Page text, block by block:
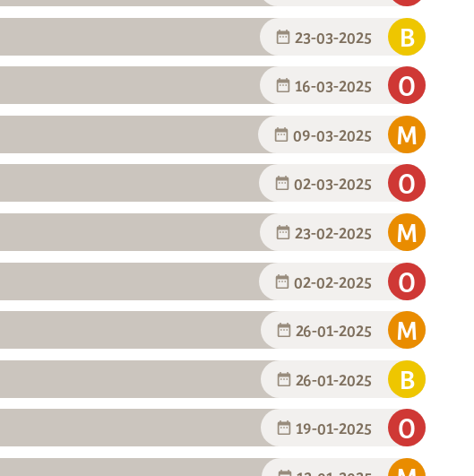
23-03-2025
16-03-2025
09-03-2025
02-03-2025
23-02-2025
02-02-2025
26-01-2025
26-01-2025
19-01-2025